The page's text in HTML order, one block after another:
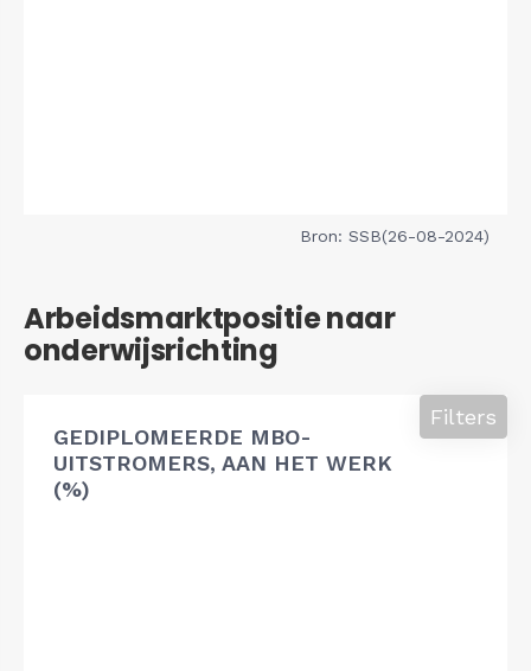
Bron: SSB(26-08-2024)
Arbeidsmarktpositie naar
onderwijsrichting
GEDIPLOMEERDE MBO-
UITSTROMERS, AAN HET WERK
(%)
Filters